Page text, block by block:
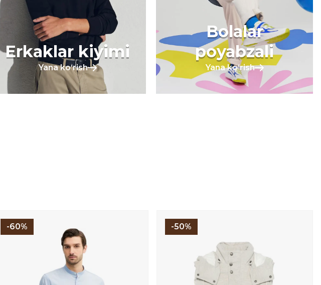
Erkaklar kiyimi
Yana koʻrish
Bolalar
poyabzali
Yana koʻrish
-60% -50%